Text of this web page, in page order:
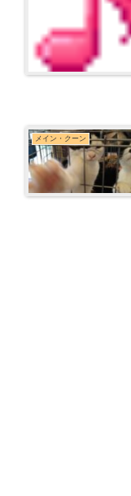
メイン・クーン